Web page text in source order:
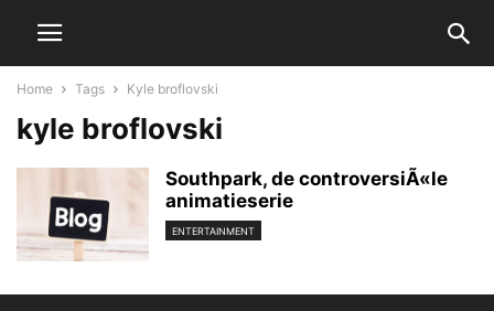
Home Tags Kyle broflovski
kyle broflovski
Southpark, de controversiÃ«le
animatieserie
ENTERTAINMENT